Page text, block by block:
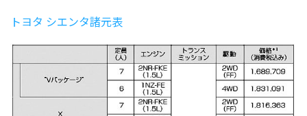
トヨタ シエンタ諸元表